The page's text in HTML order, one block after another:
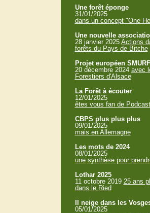
Une forêt éponge
31/01/2025
dans un concept "One
Une nouvelle
28 janvier 2025 Actions
forêts du Pays de Bitche
Projet européen SMURF
20 décembre 2024 avec
Forestiers d'Alsace
La Forêt à écouter
12/01/2025
êtes vous fan de
CBPS plus plus plus
09/01/2025
mais en Allemagne
Les mots de 2024
08/01/2025
une synthèse pour
Lothar 2025
11 octobre 2019 25 ans
dans le Ried
Il neige dans les
05/01/2025